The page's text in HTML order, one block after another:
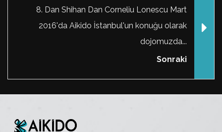
8. Dan Shihan Dan Corneliu Lonescu Mart
2016'da Aikido İstanbul'un konuğu olarak
dojomuzda...
Sonraki